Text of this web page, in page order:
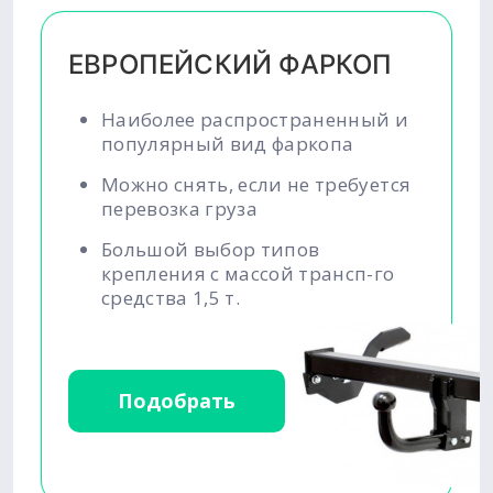
ЕВРОПЕЙСКИЙ ФАРКОП
Наиболее распространенный и
популярный вид фаркопа
Можно снять, если не требуется
перевозка груза
Большой выбор типов
крепления с массой трансп-го
средства 1,5 т.
Подобрать